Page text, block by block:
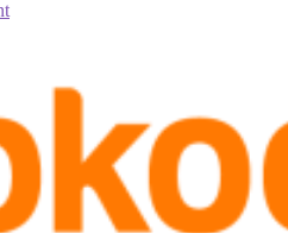
Tanpa Biji
Rina Rina
Tanpa Biji Pidie